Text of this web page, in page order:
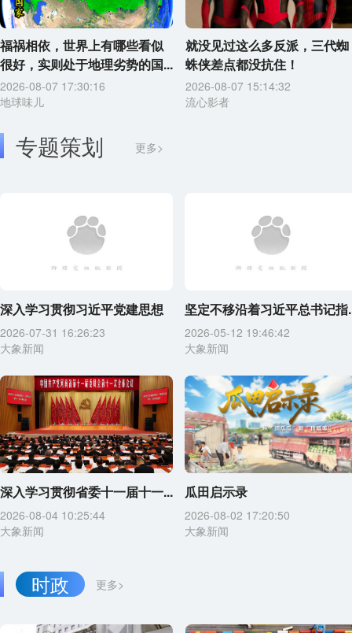
福祸相依，世界上有哪些看似
很好，实则处于地理劣势的国...
2026-08-07 17:30:16
地球味儿
就没见过这么多反派，三代蜘
蛛侠差点都没抗住！
2026-08-07 15:14:32
流心影者
专题策划 更多>
深入学习贯彻习近平党建思想
2026-07-31 16:26:23
大象新闻
坚定不移沿着习近平总书记指
2026-05-12 19:46:42
大象新闻
深入学习贯彻省委十一届十一...
2026-08-04 10:25:44
大象新闻
瓜田启示录
2026-08-02 17:20:50
大象新闻
更多>
时政